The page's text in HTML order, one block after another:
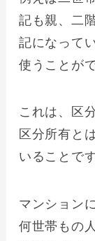
記も親、二
記になって
使うことが
これは、区
区分所有と
いることです
マンション
何世帯もの